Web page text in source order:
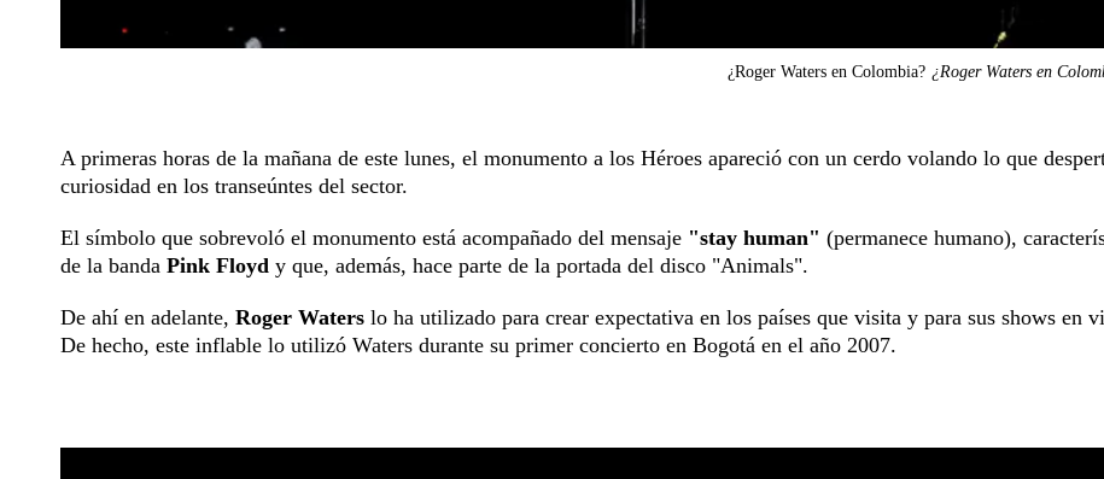
¿Roger Waters en Colombia? ¿Roger Waters en
A primeras horas de la mañana de este lunes, el monumento a los Héroes apareció con un cerdo volando lo que
curiosidad en los transeúntes del sector.
El símbolo que sobrevoló el monumento está acompañado del mensaje "stay human" (permanece humano),
de la banda Pink Floyd y que, además, hace parte de la portada del disco "Animals".
De ahí en adelante, Roger Waters lo ha utilizado para crear expectativa en los países que visita y para sus shows en
De hecho, este inflable lo utilizó Waters durante su primer concierto en Bogotá en el año 2007.